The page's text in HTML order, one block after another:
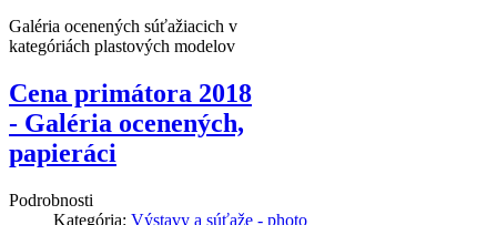
Galéria ocenených súťažiacich v
kategóriách plastových modelov
Cena primátora 2018
- Galéria ocenených,
papieráci
Podrobnosti
Kategória: Výstavy a súťaže - photo